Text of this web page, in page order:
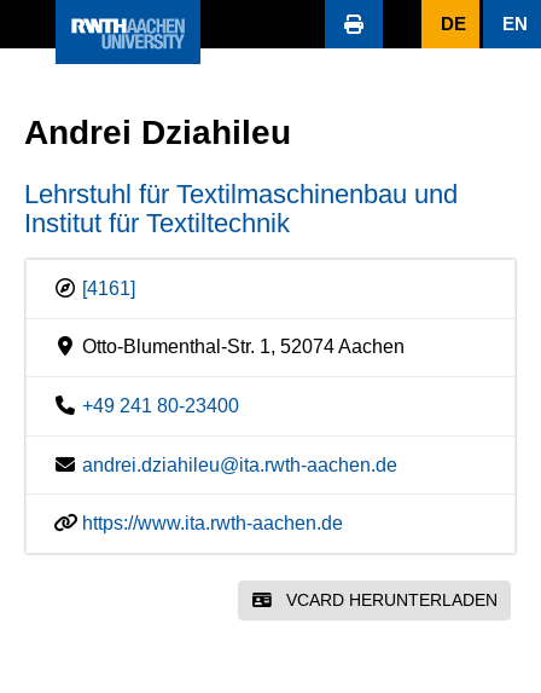
DE EN
Andrei Dziahileu
Lehrstuhl für Textilmaschinenbau und
Institut für Textiltechnik
[4161]
Otto-Blumenthal-Str. 1, 52074 Aachen
+49 241 80-23400
andrei.dziahileu@ita.rwth-aachen.de
https://www.ita.rwth-aachen.de
VCARD HERUNTERLADEN